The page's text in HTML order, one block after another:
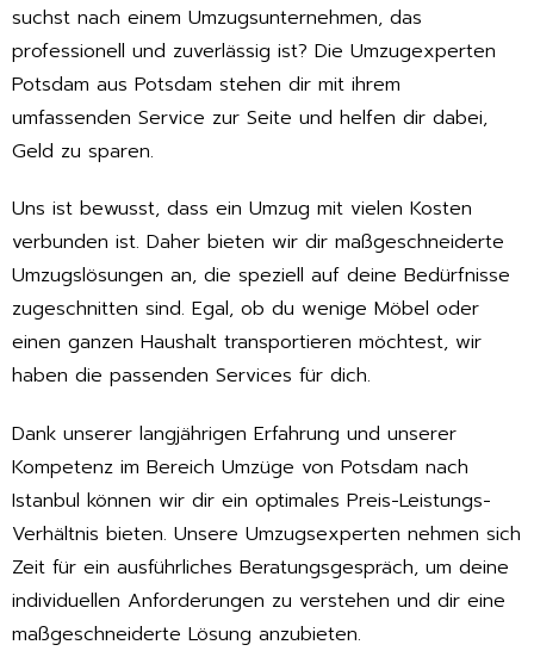
suchst nach einem Umzugsunternehmen, das
professionell und zuverlässig ist? Die Umzugexperten
Potsdam aus Potsdam stehen dir mit ihrem
umfassenden Service zur Seite und helfen dir dabei,
Geld zu sparen.
Uns ist bewusst, dass ein Umzug mit vielen Kosten
verbunden ist. Daher bieten wir dir maßgeschneiderte
Umzugslösungen an, die speziell auf deine Bedürfnisse
zugeschnitten sind. Egal, ob du wenige Möbel oder
einen ganzen Haushalt transportieren möchtest, wir
haben die passenden Services für dich.
Dank unserer langjährigen Erfahrung und unserer
Kompetenz im Bereich Umzüge von Potsdam nach
Istanbul können wir dir ein optimales Preis-Leistungs-
Verhältnis bieten. Unsere Umzugsexperten nehmen sich
Zeit für ein ausführliches Beratungsgespräch, um deine
individuellen Anforderungen zu verstehen und dir eine
maßgeschneiderte Lösung anzubieten.